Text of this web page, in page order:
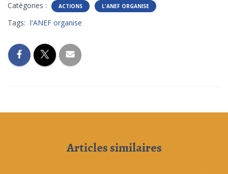
Catégories : ACTIONS L'ANEF ORGANISE
Tags: l'ANEF organise
Articles similaires